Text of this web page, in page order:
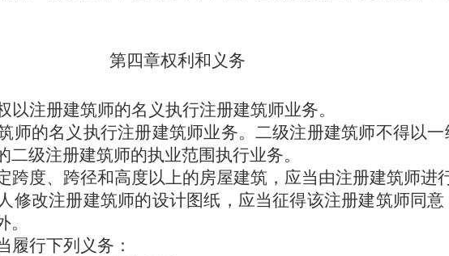
第四章权利和义务
以注册建筑师的名义执行注册建筑师业务。
师的名义执行注册建筑师业务。二级注册建筑师不得以
级注册建筑师的执业范围执行业务。
跨度、跨径和高度以上的房屋建筑，应当由注册建筑师进
修改注册建筑师的设计图纸，应当征得该注册建筑师同
履行下列义务：